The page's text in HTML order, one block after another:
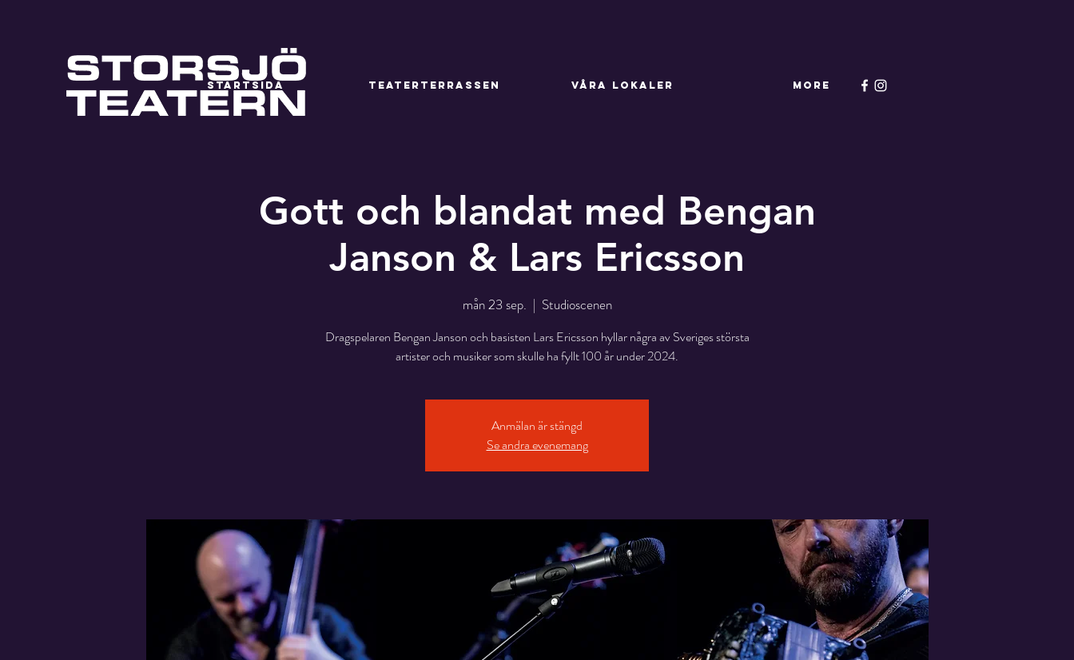
STARTSIDA TEATERTERRASSEN VÅRA LOKALER More
Gott och blandat med Bengan
Janson & Lars Ericsson
mån 23 sep.
  |
Studioscenen
Dragspelaren Bengan Janson och basisten Lars Ericsson hyllar några av Sveriges största
artister och musiker som skulle ha fyllt 100 år under 2024.
Anmälan är stängd
Se andra evenemang